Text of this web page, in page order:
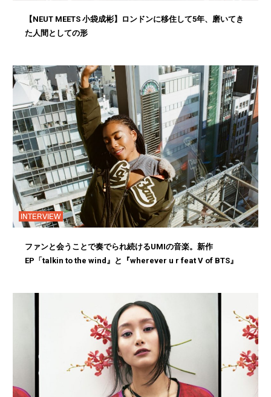
【NEUT MEETS 小袋成彬】ロンドンに移住して5年、磨いてき
た人間としての形
INTERVIEW
ファンと会うことで奏でられ続けるUMIの音楽。新作
EP「talkin to the wind』と『wherever u r feat V of BTS』